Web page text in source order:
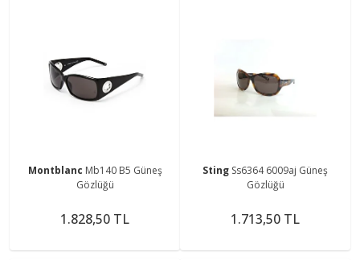
Montblanc Mb140 B5 Güneş
Gözlüğü
1.828,50 TL
Sting Ss6364 6009aj Güneş
Gözlüğü
1.713,50 TL